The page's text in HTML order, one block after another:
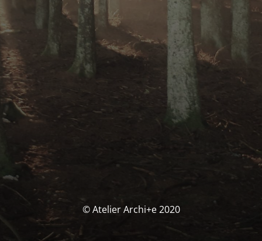
© Atelier Archi+e 2020